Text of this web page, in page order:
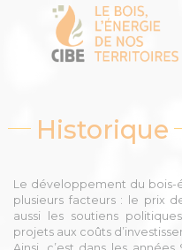
Historique
Le développement du
plusieurs facteurs : le prix
aussi les soutiens
projets aux coûts